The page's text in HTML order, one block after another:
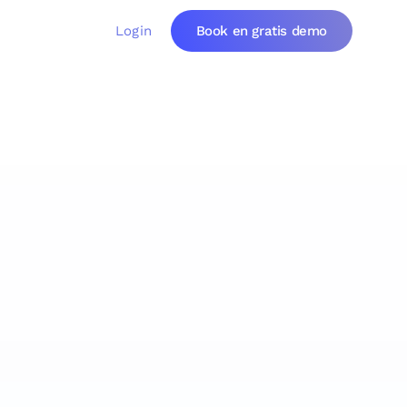
Login Book en gratis demo